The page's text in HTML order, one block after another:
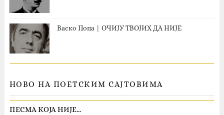
Васко Попа | ОЧИЈУ ТВОЈИХ ДА НИЈЕ
НОВО НА ПОЕТСКИМ САЈТОВИМА
ПЕСМА КОЈА НИЈЕ…